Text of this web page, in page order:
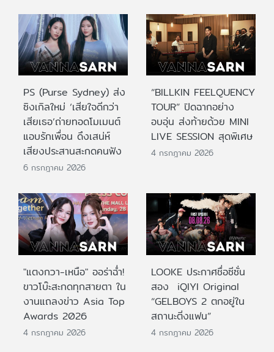
PS (Purse Sydney) ส่ง
ซิงเกิลใหม่ ‘เสียใจดีกว่า
เสียเธอ’ถ่ายทอดโมเมนต์
แอบรักเพื่อน ดึงเสน่ห์
เสียงประสานสะกดคนฟัง
6 กรกฎาคม 2026
“BILLKIN FEELQUENCY
TOUR” ปิดฉากอย่าง
อบอุ่น ส่งท้ายด้วย MINI
LIVE SESSION สุดพิเศษ
4 กรกฎาคม 2026
"แตงกวา-เหนือ" ออร่าฉ่ำ!
ขาวโบ๊ะสะกดทุกสายตา ใน
งานแถลงข่าว Asia Top
Awards 2026
4 กรกฎาคม 2026
LOOKE ประกาศชื่อซีซั่น
สอง iQIYI Original
“GELBOYS 2 ตกอยู่ใน
สถานะติ่งแฟน”
4 กรกฎาคม 2026